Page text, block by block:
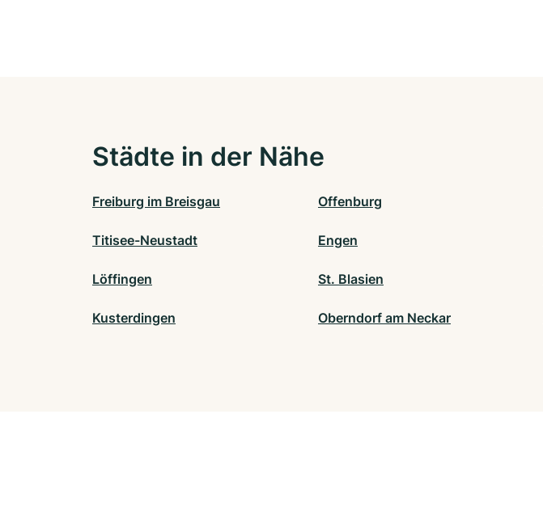
Städte in der Nähe
Freiburg im Breisgau Offenburg
Titisee-Neustadt Engen
Löffingen St. Blasien
Kusterdingen Oberndorf am Neckar